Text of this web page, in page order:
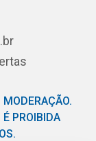
PROIBIDA